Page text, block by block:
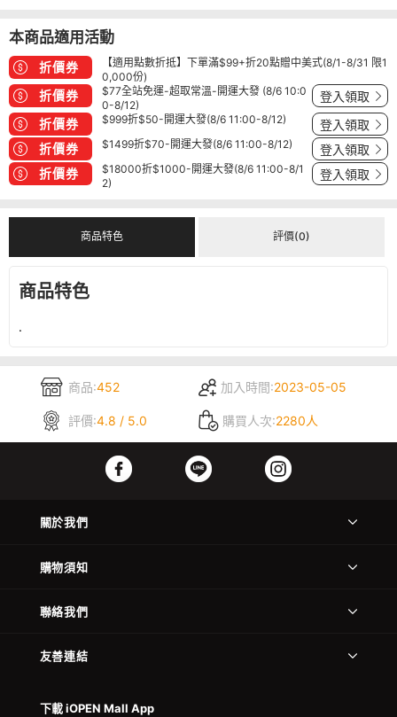
本商品適用活動
折價券
【適用點數折抵】下單滿$99+折20點贈中美式(8/1-8/31 限1
0,000份)
折價券
$77全站免運-超取常溫-開運大發 (8/6 10:0
0-8/12)
登入領取
折價券 $999折$50-開運大發(8/6 11:00-8/12) 登入領取
折價券 $1499折$70-開運大發(8/6 11:00-8/12) 登入領取
折價券
$18000折$1000-開運大發(8/6 11:00-8/1
2)
登入領取
商品特色 評價(0)
商品特色
.
商品:452 加入時間:2023-05-05
評價:4.8 / 5.0 購買人次:2280人
關於我們
購物須知
聯絡我們
友善連結
下載 iOPEN Mall App